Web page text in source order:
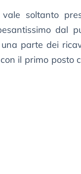
soltanto
dal
parte dei
il primo posto